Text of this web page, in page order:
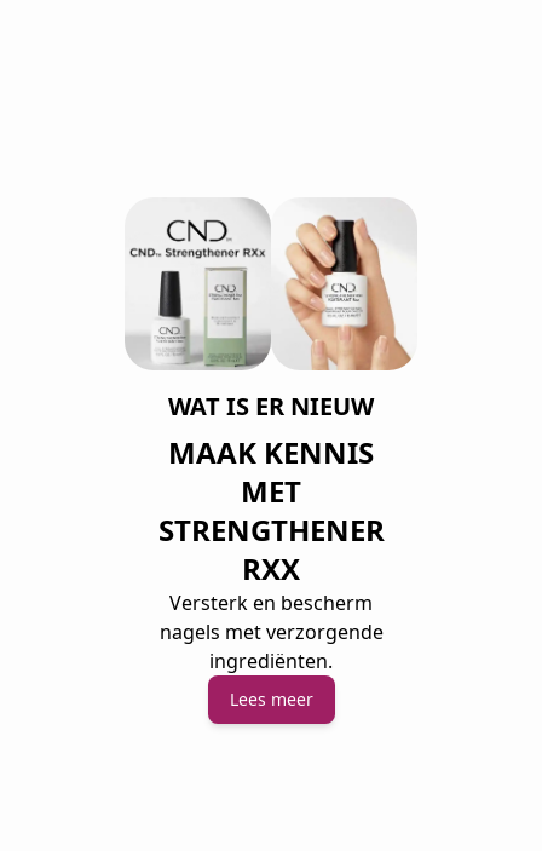
WAT IS ER NIEUW
MAAK KENNIS
MET
STRENGTHENER
RXX
Versterk en bescherm
nagels met verzorgende
ingrediënten.
Lees meer